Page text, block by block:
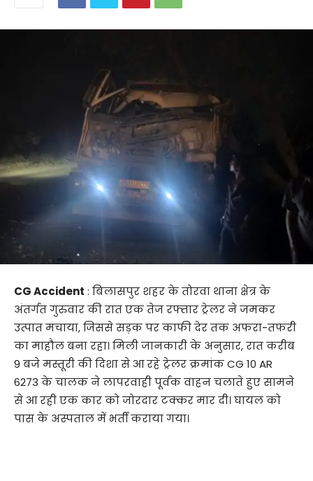
CG Accident : बिलासपुर शहर के तोरवा थाना क्षेत्र के
अंतर्गत गुरुवार की रात एक तेज रफ्तार ट्रेलर ने जमकर
उत्पात मचाया, जिससे सड़क पर काफी देर तक अफरा-तफरी
का माहौल बना रहा। मिली जानकारी के अनुसार, रात करीब
9 बजे मस्तूरी की दिशा से आ रहे ट्रेलर क्रमांक CG 10 AR
6273 के चालक ने लापरवाही पूर्वक वाहन चलाते हुए सामने
से आ रही एक कार को जोरदार टक्कर मार दी। घायल को
पास के अस्पताल में भर्ती कराया गया।